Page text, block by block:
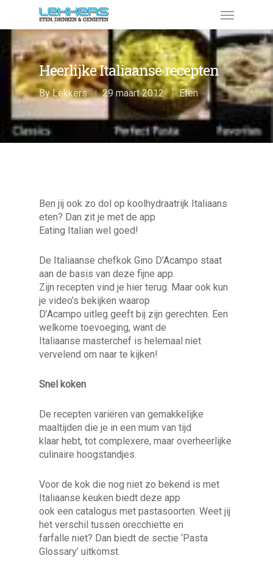
Heerlijke Italiaanse recepten
ByLekkers 29 maart 2012 Eten
Ben jij ook zo dol op koolhydraatrijk Italiaans
eten? Dan zit je met de app
Eating Italian wel goed!
De Italiaanse chefkok Gino D’Acampo staat
aan de basis van deze fijne app.
Zijn recepten vind je hier terug. Maar ook kun
je video’s bekijken waarop
D’Acampo uitleg geeft bij zijn gerechten. Een
welkome toevoeging, want de
Italiaanse masterchef is helemaal niet
vervelend om naar te kijken!
Snel koken
De recepten variëren van gemakkelijke
maaltijden die je in een mum van tijd
klaar hebt, tot complexere, maar overheerlijke
culinaire hoogstandjes.
Voor de kok die nog niet zo bekend is met
Italiaanse keuken biedt deze app
ook een catalogus met pastasoorten. Weet jij
het verschil tussen orecchiette en
farfalle niet? Dan biedt de sectie ‘Pasta
Glossary’ uitkomst.